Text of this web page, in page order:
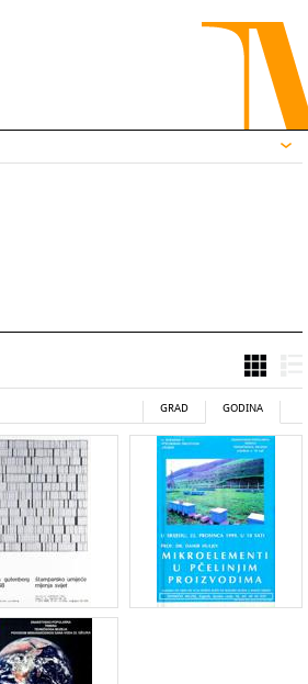
GRAD GODINA